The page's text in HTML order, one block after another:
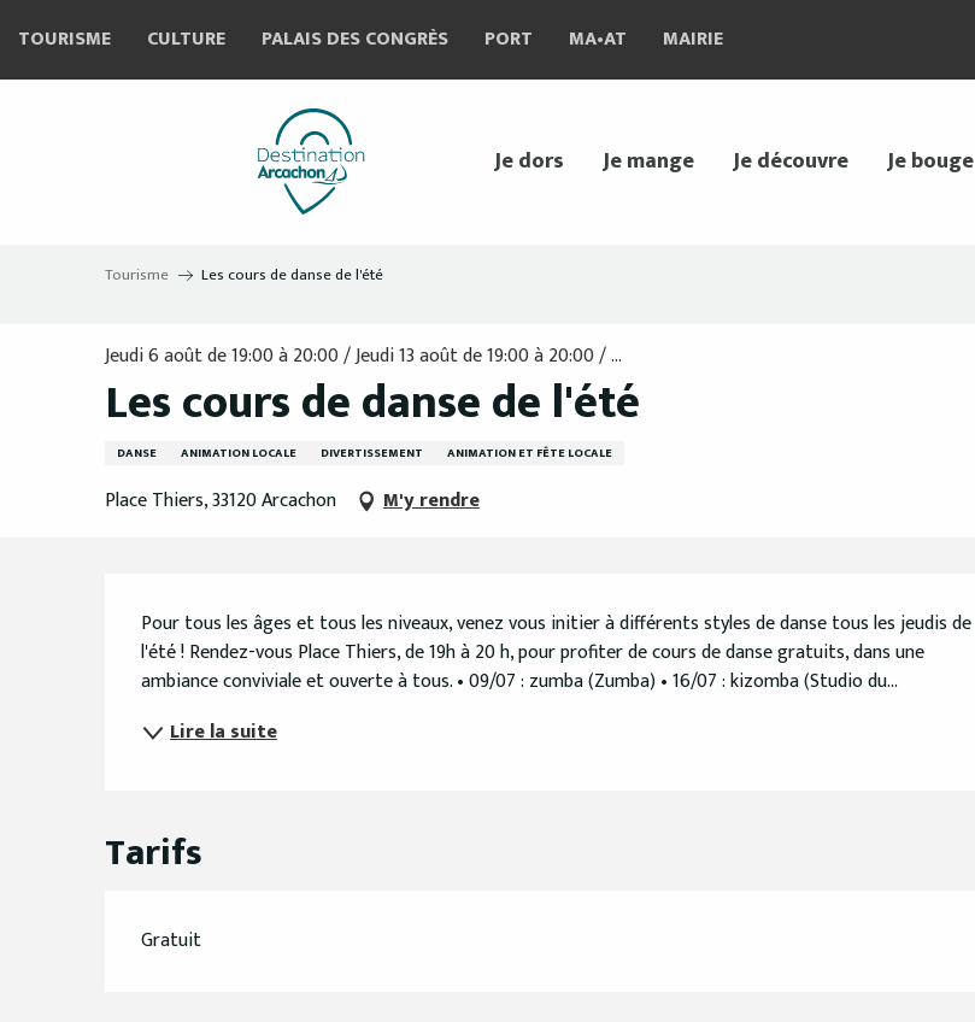
contenu
TOURISME CULTURE PALAIS DES CONGRÈS PORT MAIRIE
MA•AT
Je dors Je mange Je découvre Je bouge
Tourisme Les cours de danse de l'été
Jeudi 6 août de 19:00 à 20:00 / Jeudi 13 août de 19:00 à 20:00 / ...
Les cours de danse de l'été
DANSE ANIMATION LOCALE DIVERTISSEMENT ANIMATION ET FÊTE LOCALE
Place Thiers, 33120 Arcachon M'y rendre
Description
Pour tous les âges et tous les niveaux, venez vous initier à différents styles de danse tous les jeudis de
l'été ! Rendez-vous Place Thiers, de 19h à 20 h, pour profiter de cours de danse gratuits, dans une
ambiance conviviale et ouverte à tous. • 09/07 : zumba (Zumba) • 16/07 : kizomba (Studio du...
Lire la suite
Tarifs
Gratuit